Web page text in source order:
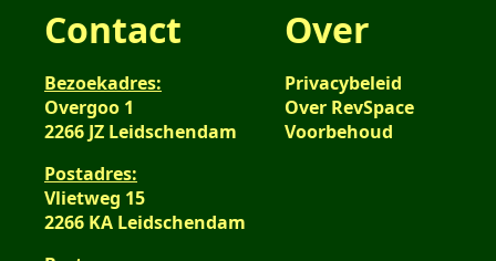
Contact
Bezoekadres:
Overgoo 1
2266 JZ Leidschendam
Postadres:
Vlietweg 15
2266 KA Leidschendam
Over
Privacybeleid
Over RevSpace
Voorbehoud